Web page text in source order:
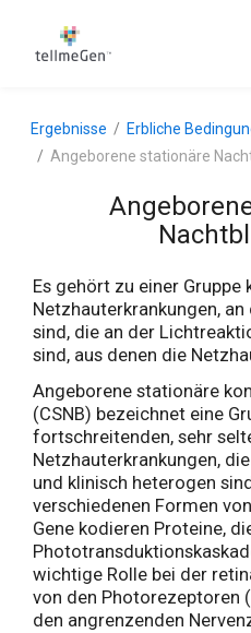
Ergebnisse
Erbliche
Angeborene stationäre
Es gehört zu einer
Netzhauterkrankungen,
sind, die an der
sind, aus denen die
Angeborene stationäre
(CSNB) bezeichnet eine
fortschreitenden, sehr
Netzhauterkrankungen,
und klinisch heterogen
verschiedenen Formen
Gene kodieren Proteine,
wichtige Rolle bei der
von den Photorezeptoren
den angrenzenden